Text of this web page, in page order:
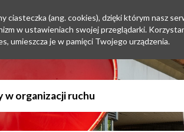
(ang. cookies), dzięki którym nasz
w ustawieniach swojej przeglądarki.
umieszcza je w pamięci Twojego urządzenia.